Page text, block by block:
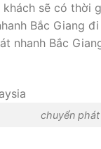
khách sẽ có thời
Bắc Giang
nhanh Bắc
chuyển